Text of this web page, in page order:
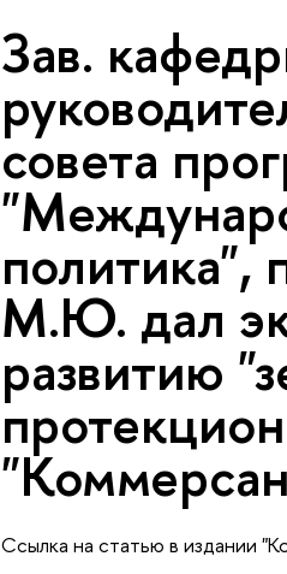
Зав.
совета
политика",
М.Ю. дал
развитию
Ссылка на статью в издании